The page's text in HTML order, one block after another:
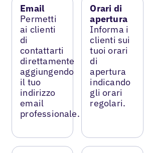
Email
Permetti
ai clienti
di
contattarti
direttamente
aggiungendo
il tuo
indirizzo
email
professionale.
Orari di
apertura
Informa i
clienti sui
tuoi orari
di
apertura
indicando
gli orari
regolari.